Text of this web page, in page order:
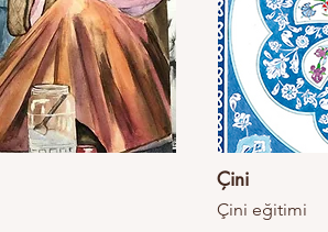
Çini
Çini eğitimi